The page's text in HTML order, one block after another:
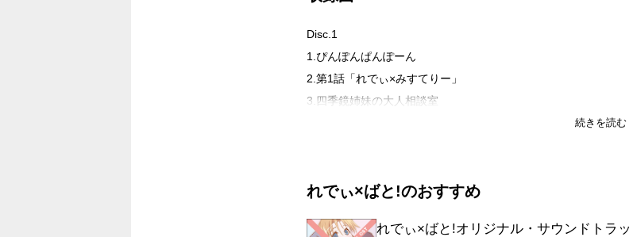
Disc.1
1.ぴんぽんぱんぽーん
2.第1話「れでぃ×みすてりー」
3.四季鏡姉妹の大人相談室
7.my starry boy (TV ver.)
れでぃ×ばと!のおすすめ
れでぃ×ばと!オリジナル・サウンドトラッ